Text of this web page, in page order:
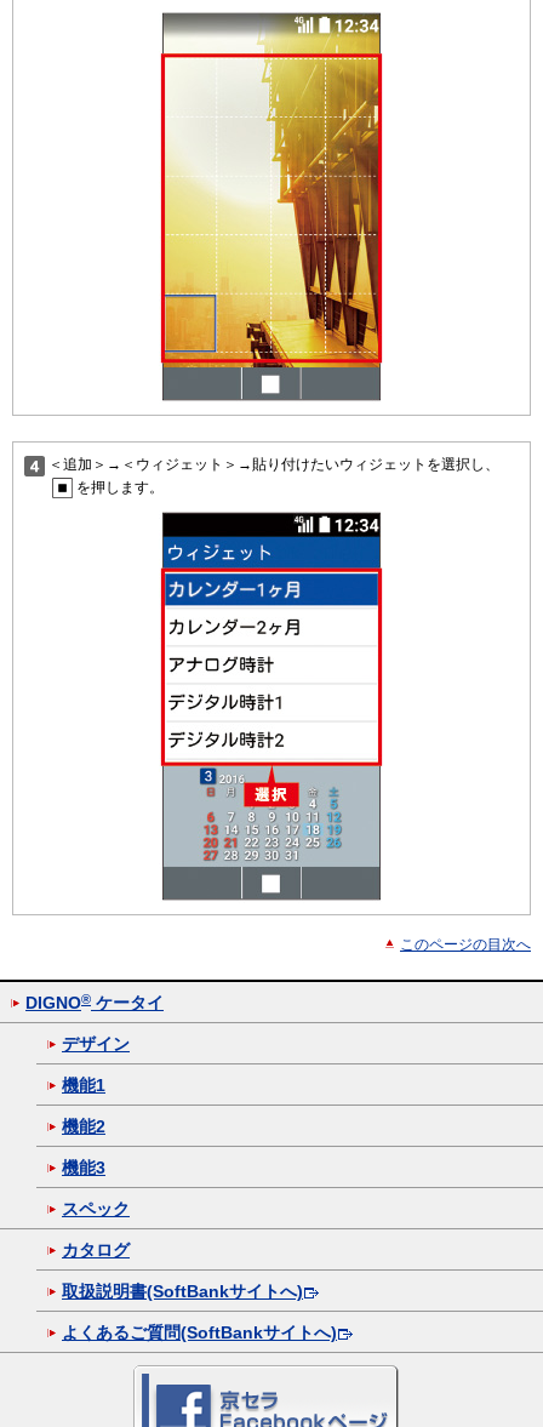
＜追加＞→＜ウィジェット＞→貼り付けたいウィジェットを選択し、
を押します。
このページの目次へ
DIGNO® ケータイ
デザイン
機能1
機能2
機能3
スペック
カタログ
取扱説明書(SoftBankサイトへ)
よくあるご質問(SoftBankサイトへ)